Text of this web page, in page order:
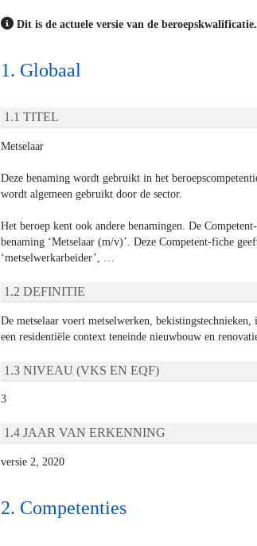
Dit is de actuele versie van de beroepskwalificatie.
Globaal
TITEL
Metselaar
Deze benaming wordt gebruikt in het
wordt algemeen gebruikt door de sector.
Het beroep kent ook andere benamingen. De
benaming ‘Metselaar (m/v)’. Deze Competent-fiche
‘metselwerkarbeider’, …
DEFINITIE
De metselaar voert metselwerken,
een residentiële context teneinde nieuwbouw en
NIVEAU (VKS EN EQF)
3
JAAR VAN ERKENNING
versie 2, 2020
Competenties